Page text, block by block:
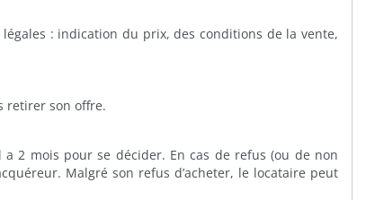
: indication du prix, des conditions de la vente,
retirer son offre.
2 mois pour se décider. En cas de refus (ou de non
Malgré son refus d’acheter, le locataire peut